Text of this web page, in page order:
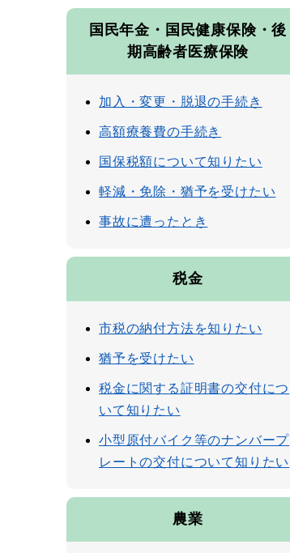
国民年金・国民健康保険・後
期高齢者医療保険
加入・変更・脱退の手続き
高額療養費の手続き
国保税額について知りたい
軽減・免除・猶予を受けたい
事故に遭ったとき
税金
市税の納付方法を知りたい
猶予を受けたい
税金に関する証明書の交付につ
いて知りたい
小型原付バイク等のナンバープ
レートの交付について知りたい
農業